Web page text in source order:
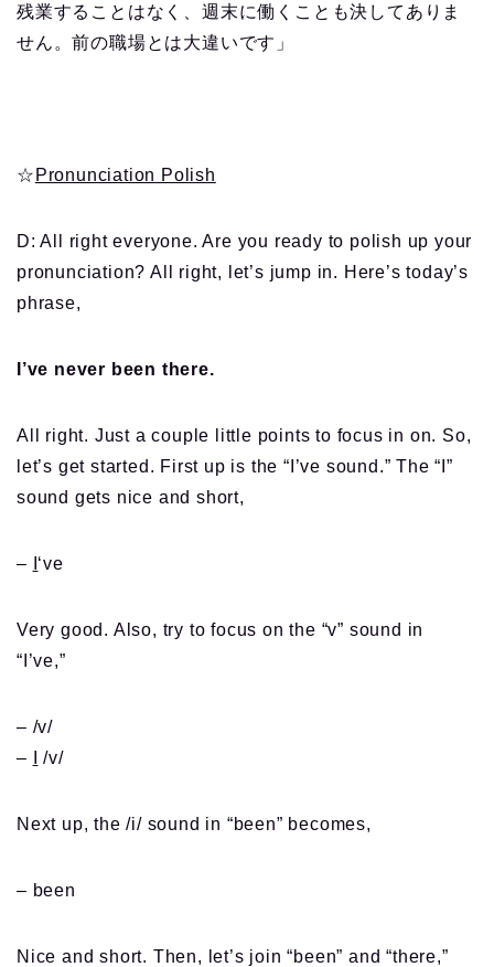
残業することはなく、週末に働くことも決してありま
せん。前の職場とは大違いです」
☆ Pronunciation Polish
D: All right everyone. Are you ready to polish up your
pronunciation? All right, let’s jump in. Here’s today’s
phrase,
I’ve never been there.
All right. Just a couple little points to focus in on. So,
let’s get started. First up is the “I’ve sound.” The “I”
sound gets nice and short,
– ‘ve
Very good. Also, try to focus on the “v” sound in
“I’ve,”
– /v/
–
/v/
Next up, the /i/ sound in “been” becomes,
– been
Nice and short. Then, let’s join “been” and “there,”